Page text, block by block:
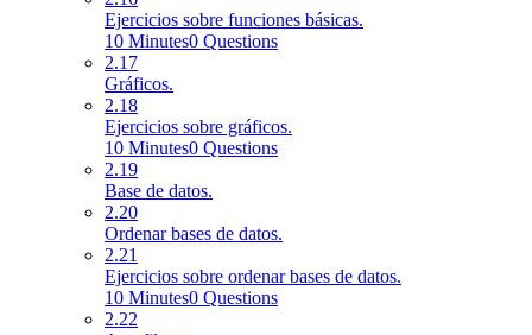
Ejercicios sobre funciones básicas.
10 Minutes0 Questions
2.17
Gráficos.
2.18
Ejercicios sobre gráficos.
10 Minutes0 Questions
2.19
Base de datos.
2.20
Ordenar bases de datos.
2.21
Ejercicios sobre ordenar bases de datos.
10 Minutes0 Questions
2.22